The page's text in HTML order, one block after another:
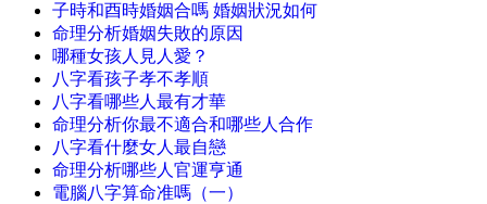
子時和酉時婚姻合嗎 婚姻狀況如何
命理分析婚姻失敗的原因
哪種女孩人見人愛？
八字看孩子孝不孝順
八字看哪些人最有才華
命理分析你最不適合和哪些人合作
八字看什麼女人最自戀
命理分析哪些人官運亨通
電腦八字算命准嗎（一）